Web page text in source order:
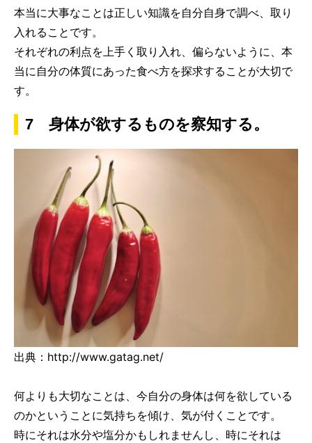
本当に大事なことは正しい知識を自分自身で調べ、取り
入れることです。
それぞれの利点を上手く取り入れ、偏らないように、本
当に自分の体質にあった食べ方を探求することが大切で
す。
7 身体が欲するものを察知する。
出典：http://www.gatag.net/
何よりも大切なことは、今自分の身体は何を欲している
のかということに気持ちを傾け、気が付くことです。
時にそれは水分や塩分かもしれませんし、時にそれは